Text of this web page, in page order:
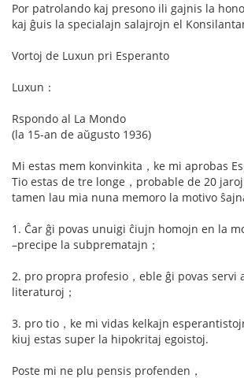
Por patrolando kaj presono ili gajnis la
kaj ĝuis la specialajn salajrojn el
Vortoj de Luxun pri Esperanto
Luxun：
Rspondo al La Mondo
(la 15-an de aŭgusto 1936)
Mi estas mem konvinkita，ke mi aprobas
Tio estas de tre longe，probable de 20 jaroj
tamen lau mia nuna memoro la motivo
1. Ĉar ĝi povas unuigi ĉiujn homojn en la
–precipe la subprematajn；
2. pro propra profesio，eble ĝi povas servi
literaturoj；
3. pro tio，ke mi vidas kelkajn
kiuj estas super la hipokritaj egoistoj.
Poste mi ne plu pensis profenden，